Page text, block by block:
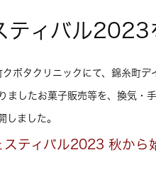
ティバル2023
ボタクリニックにて、錦糸町デ
ましたお菓子販売等を、換気・
しました。
ティバル2023 秋から